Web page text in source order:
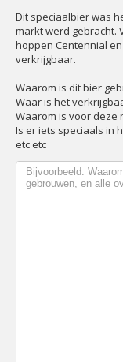
Dit speciaalbier was
markt werd gebracht.
hoppen Centennial
verkrijgbaar.
Waarom is dit bier
Waar is het
Waarom is voor deze
Is er iets speciaals in
etc etc